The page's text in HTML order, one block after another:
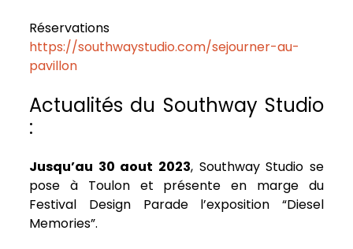
Réservations
https://southwaystudio.com/sejourner-au-
pavillon
Actualités du Southway Studio
:
Jusqu’au 30 aout 2023, Southway Studio se
pose à Toulon et présente en marge du
Festival Design Parade l’exposition “Diesel
Memories”.